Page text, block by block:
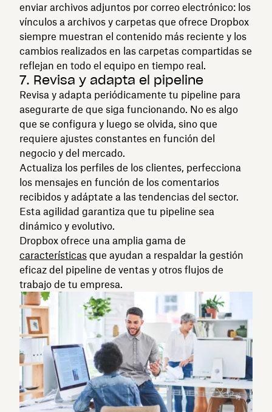
enviar archivos adjuntos por correo electrónico: los
vínculos a archivos y carpetas que ofrece Dropbox
siempre muestran el contenido más reciente y los
cambios realizados en las carpetas compartidas se
reflejan en todo el equipo en tiempo real.
7. Revisa y adapta el pipeline
Revisa y adapta periódicamente tu pipeline para
asegurarte de que siga funcionando. No es algo
que se configura y luego se olvida, sino que
requiere ajustes constantes en función del
negocio y del mercado.
Actualiza los perfiles de los clientes, perfecciona
los mensajes en función de los comentarios
recibidos y adáptate a las tendencias del sector.
Esta agilidad garantiza que tu pipeline sea
dinámico y evolutivo.
Dropbox ofrece una amplia gama de
características que ayudan a respaldar la gestión
eficaz del pipeline de ventas y otros flujos de
trabajo de tu empresa.